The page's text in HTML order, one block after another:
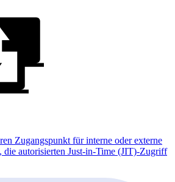
Zugangspunkt für interne oder externe
die autorisierten Just-in-Time (JIT)-Zugriff